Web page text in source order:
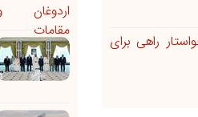
راهی برای